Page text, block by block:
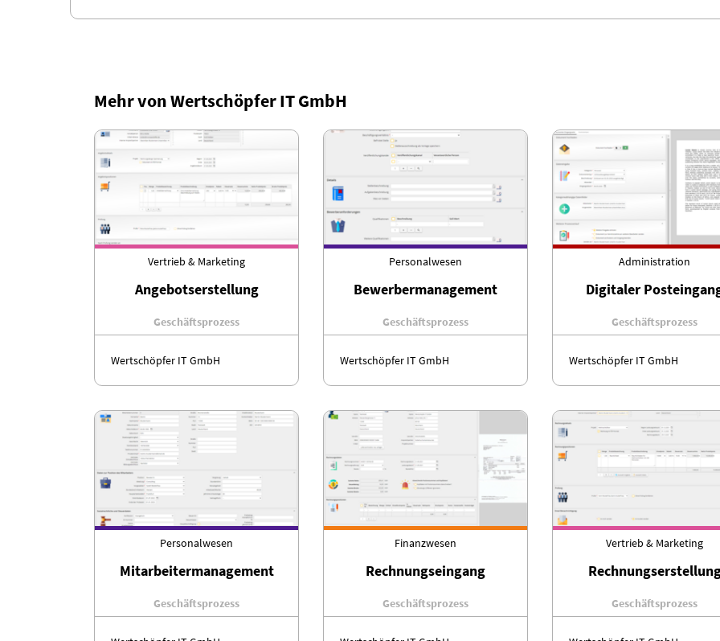
Mehr von Wertschöpfer IT GmbH
Vertrieb & Marketing
Angebotserstellung
Geschäftsprozess
Wertschöpfer IT GmbH
Personalwesen
Bewerbermanagement
Geschäftsprozess
Wertschöpfer IT GmbH
Administration
Digitaler
Geschäftsprozess
Wertschöpfer IT GmbH
Personalwesen
Mitarbeitermanagement
Geschäftsprozess
Finanzwesen
Rechnungseingang
Geschäftsprozess
Vertrieb & Marketing
Geschäftsprozess